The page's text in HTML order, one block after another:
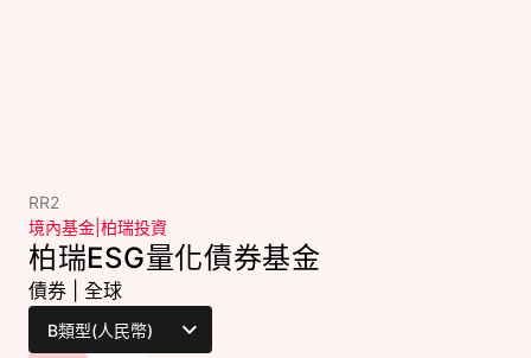
RR2
境內基金 柏瑞投資
柏瑞ESG量化債券基金
債券 全球